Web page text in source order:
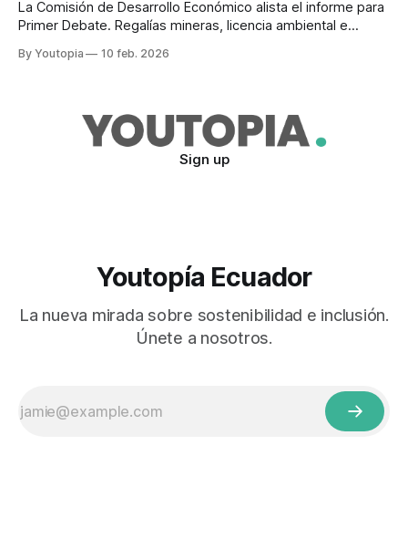
La Comisión de Desarrollo Económico alista el informe para
Primer Debate. Regalías mineras, licencia ambiental e
By Youtopia 10 feb. 2026
Sign up
Youtopía Ecuador
La nueva mirada sobre sostenibilidad e inclusión.
Únete a nosotros.